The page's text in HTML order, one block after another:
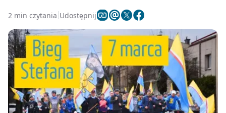
2 min czytania Udostępnij